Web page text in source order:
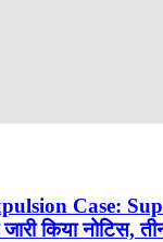
Case:
किया नोटिस,